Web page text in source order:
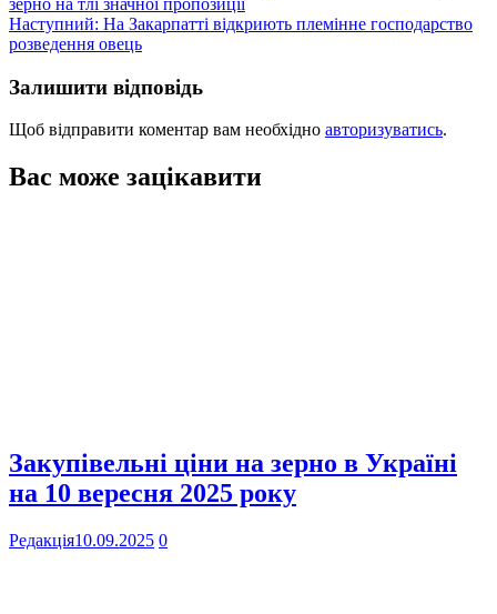
записів
Наступний: На Закарпатті відкриють племінне господарство
розведення овець
Залишити відповідь
Щоб відправити коментар вам необхідно авторизуватись.
Вас може зацікавити
Закупівельні ціни на зерно в Україні
на 10 вересня 2025 року
Редакція10.09.2025 0